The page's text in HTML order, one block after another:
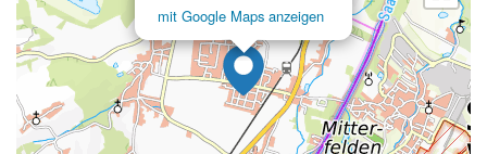
mit Google Maps anzeigen